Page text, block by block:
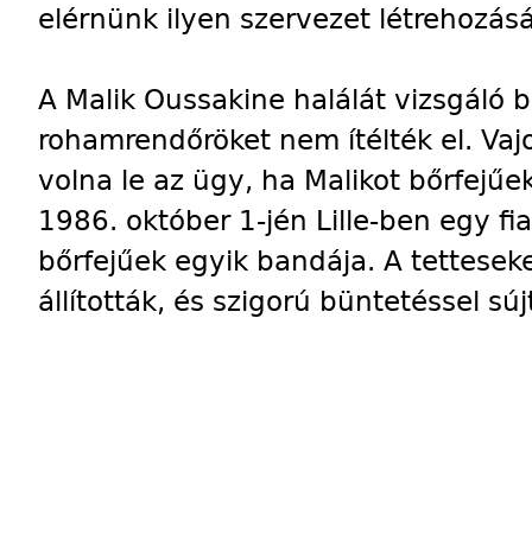
elérnünk ilyen szervezet
A Malik Oussakine halálát vizsgáló
rohamrendőröket nem ítélték el.
volna le az ügy, ha Malikot
1986. október 1-jén Lille-ben egy
bőrfejűek egyik bandája. A
állították, és szigorú büntetéssel